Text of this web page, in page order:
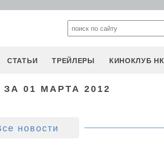
СТАТЬИ ТРЕЙЛЕРЫ КИНОКЛУБ НК
01 МАРТА 2012
новости